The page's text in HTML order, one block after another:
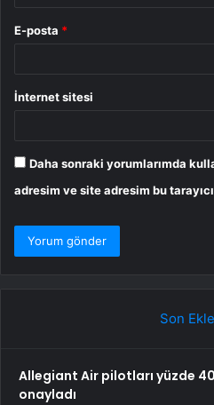
E-posta *
İnternet sitesi
Daha sonraki yorumlarımda
adresim ve site adresim bu
Son
Allegiant Air pilotları yüzde
onayladı